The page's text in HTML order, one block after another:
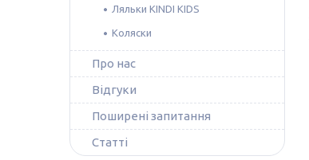
Ляльки KINDI KIDS
Коляски
Про нас
Відгуки
Поширені запитання
Статті